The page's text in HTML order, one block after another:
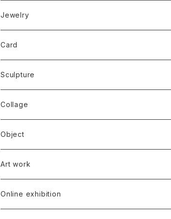
Jewelry
Card
Sculpture
Collage
Object
Art work
Online exhibition